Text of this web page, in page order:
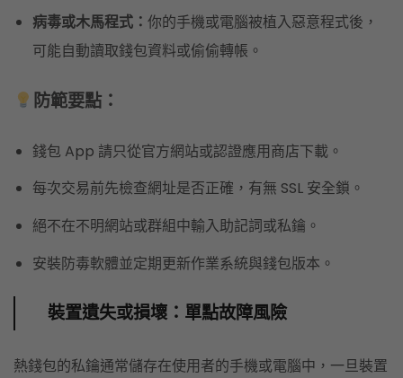
病毒或木馬程式： 你的手機或電腦被植入惡意程式後，
可能自動讀取錢包資料或偷偷轉帳。
防範要點：
錢包 App 請只從官方網站或認證應用商店下載。
每次交易前先檢查網址是否正確，有無 SSL 安全鎖。
絕不在不明網站或群組中輸入助記詞或私鑰。
安裝防毒軟體並定期更新作業系統與錢包版本。
裝置遺失或損壞：單點故障風險
熱錢包的私鑰通常儲存在使用者的手機或電腦中，一旦裝置